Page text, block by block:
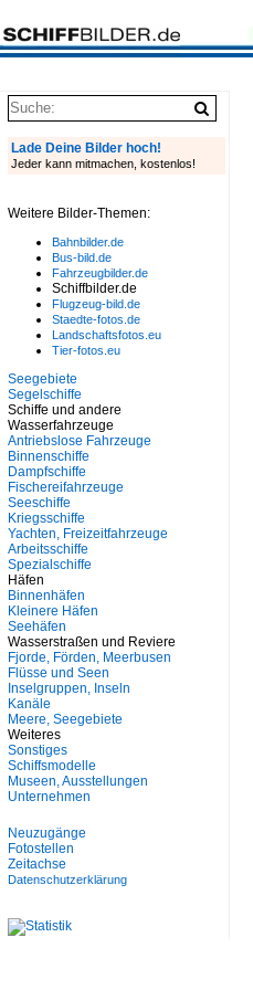
Lade Deine Bilder hoch!
Jeder kann mitmachen, kostenlos!
Weitere Bilder-Themen:
Bahnbilder.de
Bus-bild.de
Fahrzeugbilder.de
Schiffbilder.de
Flugzeug-bild.de
Staedte-fotos.de
Landschaftsfotos.eu
Tier-fotos.eu
Seegebiete
Segelschiffe
Schiffe und andere
Wasserfahrzeuge
Antriebslose Fahrzeuge
Binnenschiffe
Dampfschiffe
Fischereifahrzeuge
Seeschiffe
Kriegsschiffe
Yachten, Freizeitfahrzeuge
Arbeitsschiffe
Spezialschiffe
Häfen
Binnenhäfen
Kleinere Häfen
Seehäfen
Wasserstraßen und Reviere
Fjorde, Förden, Meerbusen
Flüsse und Seen
Inselgruppen, Inseln
Kanäle
Meere, Seegebiete
Weiteres
Sonstiges
Schiffsmodelle
Museen, Ausstellungen
Unternehmen
Neuzugänge
Fotostellen
Zeitachse
Datenschutzerklärung